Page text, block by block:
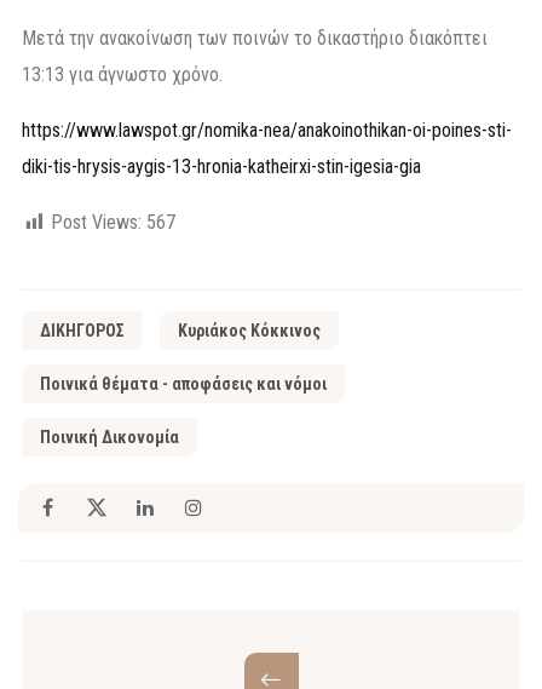
Μετά την ανακοίνωση των ποινών το δικαστήριο διακόπτει
13:13 για άγνωστο χρόνο.
https://www.lawspot.gr/nomika-nea/anakoinothikan-oi-poines-sti-
diki-tis-hrysis-aygis-13-hronia-katheirxi-stin-igesia-gia
Post Views: 567
ΔΙΚΗΓΟΡΟΣ Κυριάκος Κόκκινος
Ποινικά θέματα - αποφάσεις και νόμοι
Ποινική Δικονομία